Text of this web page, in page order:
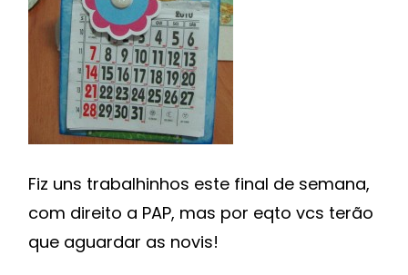
Fiz uns trabalhinhos este final de semana,
com direito a PAP, mas por eqto vcs terão
que aguardar as novis!